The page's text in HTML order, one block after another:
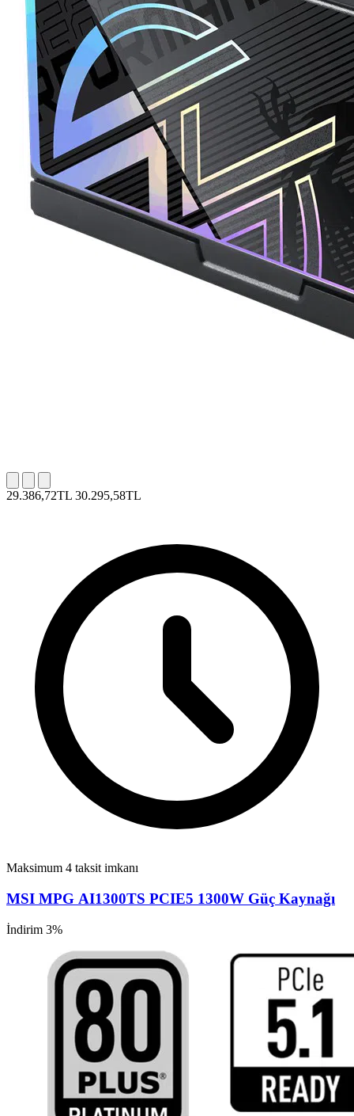
29.386,72TL 30.295,58TL
Maksimum 4 taksit imkanı
MSI MPG AI1300TS PCIE5 1300W Güç Kaynağı
İndirim 3%